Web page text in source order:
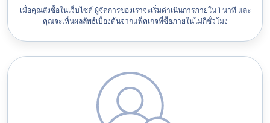
เมื่อคุณสั่งซื้อในเว็บไซต์ ผู้จัดการของเราจะเริ่มดำเนินการภายใน 1 นาที และ
คุณจะเห็นผลลัพธ์เบื้องต้นจากแพ็คเกจที่ซื้อภายในไม่กี่ชั่วโมง